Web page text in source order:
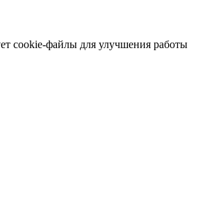
cookie-файлы для улучшения работы